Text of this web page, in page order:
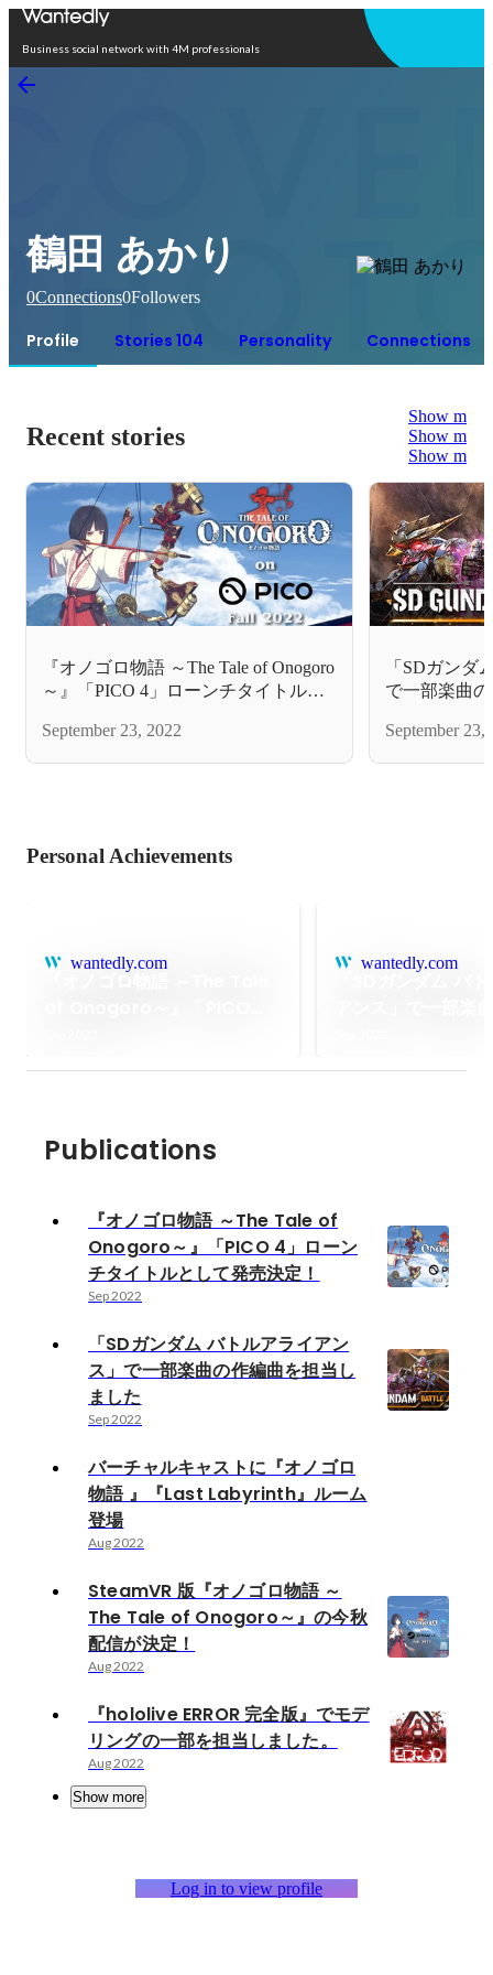
Business social network with 4M professionals
鶴田 あかり
0Connections0Followers
Profile Stories 104 Personality Connections
Recent stories
Show more
Show more
Show more
『オノゴロ物語 ～The Tale of Onogoro
～』「PICO 4」ローンチタイトルと
September 23, 2022
「SDガンダ
で一部楽曲
September 23,
Personal Achievements
wantedly.com wantedly.com
Publications
『オノゴロ物語 ～The Tale of
Onogoro～』「PICO 4」ローン
チタイトルとして発売決定！
Sep 2022
「SDガンダム バトルアライアン
ス」で一部楽曲の作編曲を担当し
ました
Sep 2022
バーチャルキャストに『オノゴロ
物語 』『Last Labyrinth』ルーム
登場
Aug 2022
SteamVR 版『オノゴロ物語 ～
The Tale of Onogoro～』の今秋
配信が決定！
Aug 2022
『hololive ERROR 完全版』でモデ
リングの一部を担当しました。
Aug 2022
Show more
Log in to view profile